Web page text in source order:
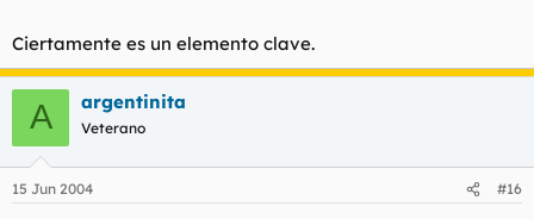
Ciertamente es un elemento clave.
A argentinita
Veterano
15 Jun 2004 #16